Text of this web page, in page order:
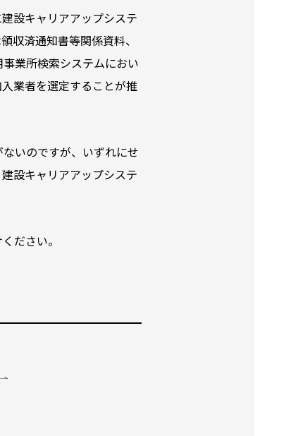
設キャリアアップシステ
収済通知書等関係資料、
業所検索システムにおい
業者を選定することが推
いのですが、いずれにせ
設キャリアアップシステ
ださい。